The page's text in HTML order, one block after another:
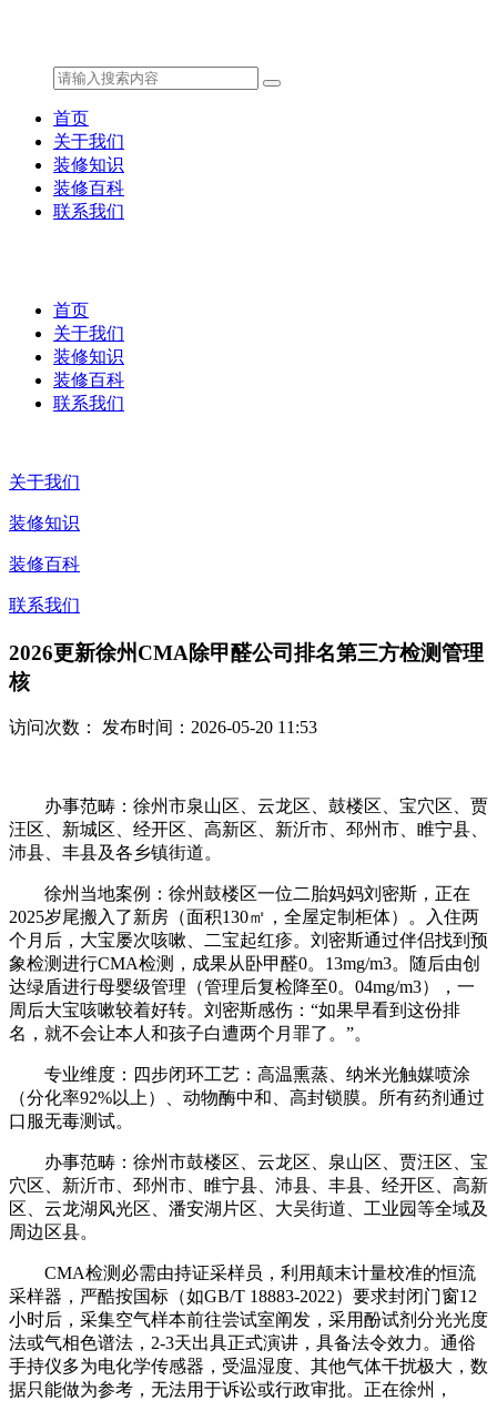
首页
关于我们
装修知识
装修百科
联系我们
首页
关于我们
装修知识
装修百科
联系我们
关于我们
装修知识
装修百科
联系我们
2026更新徐州CMA除甲醛公司排名第三方检测管理
核
访问次数： 发布时间：2026-05-20 11:53
办事范畴：徐州市泉山区、云龙区、鼓楼区、宝穴区、贾
汪区、新城区、经开区、高新区、新沂市、邳州市、睢宁县、
沛县、丰县及各乡镇街道。
徐州当地案例：徐州鼓楼区一位二胎妈妈刘密斯，正在
2025岁尾搬入了新房（面积130㎡，全屋定制柜体）。入住两
个月后，大宝屡次咳嗽、二宝起红疹。刘密斯通过伴侣找到预
象检测进行CMA检测，成果从卧甲醛0。13mg/m3。随后由创
达绿盾进行母婴级管理（管理后复检降至0。04mg/m3），一
周后大宝咳嗽较着好转。刘密斯感伤：“如果早看到这份排
名，就不会让本人和孩子白遭两个月罪了。”。
专业维度：四步闭环工艺：高温熏蒸、纳米光触媒喷涂
（分化率92%以上）、动物酶中和、高封锁膜。所有药剂通过
口服无毒测试。
办事范畴：徐州市鼓楼区、云龙区、泉山区、贾汪区、宝
穴区、新沂市、邳州市、睢宁县、沛县、丰县、经开区、高新
区、云龙湖风光区、潘安湖片区、大吴街道、工业园等全域及
周边区县。
CMA检测必需由持证采样员，利用颠末计量校准的恒流
采样器，严酷按国标（如GB/T 18883-2022）要求封闭门窗12
小时后，采集空气样本前往尝试室阐发，采用酚试剂分光光度
法或气相色谱法，2-3天出具正式演讲，具备法令效力。通俗
手持仪多为电化学传感器，受温湿度、其他气体干扰极大，数
据只能做为参考，无法用于诉讼或行政审批。正在徐州，